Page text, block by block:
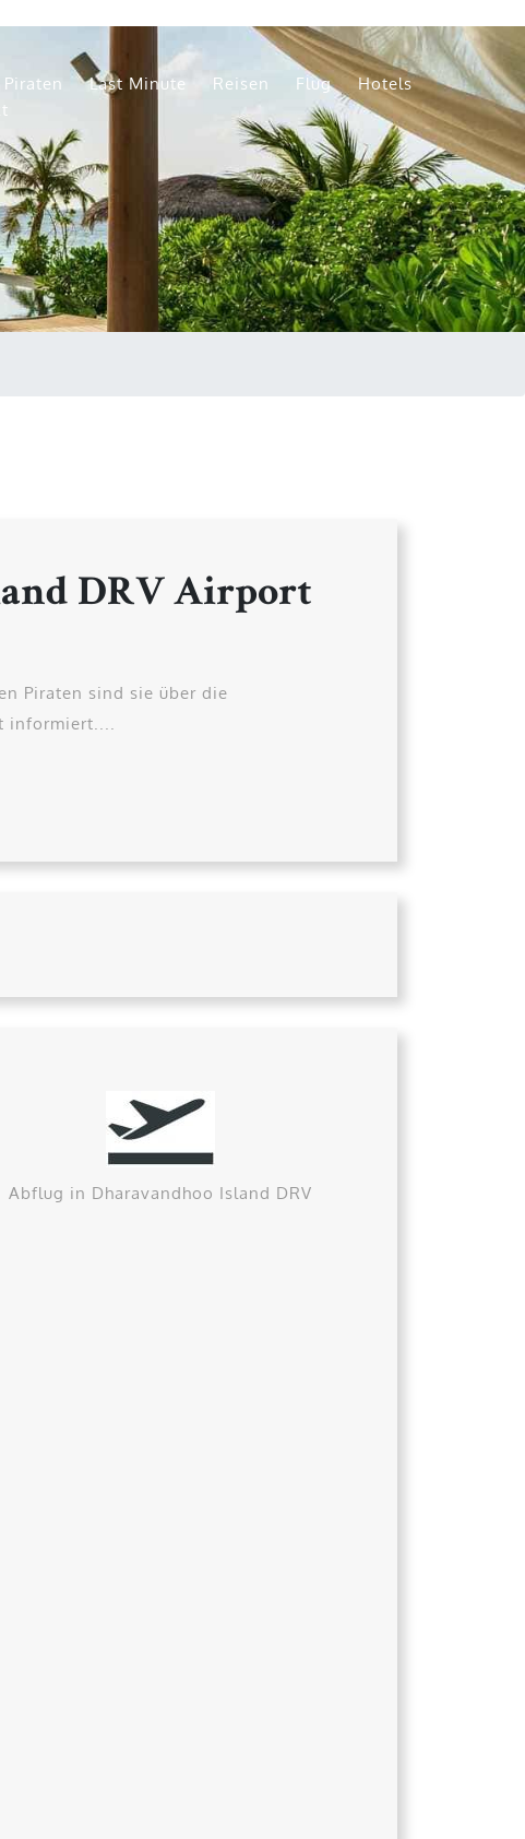
Piraten Last Minute Reisen Flug Hotels
DRV Airport
Piraten sind sie über die
informiert....
Abflug in Dharavandhoo Island DRV